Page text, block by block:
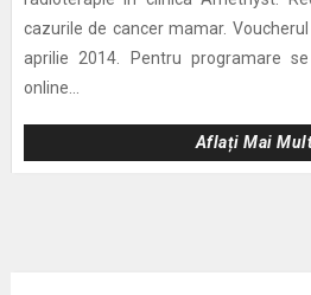
cazurile de cancer mamar.
aprilie 2014. Pentru programare
online...
Aflați Mai